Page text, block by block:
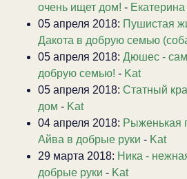
очень ищет дом! - Екатерина
05 апреля 2018: Пушистая
Дакота в добрую семью
05 апреля 2018: Дюшес -
добрую семью! - Kat
05 апреля 2018: Статный
дом - Kat
04 апреля 2018: Рыженькая
Айва в добрые руки - Kat
29 марта 2018: Ника -
добрые руки - Kat